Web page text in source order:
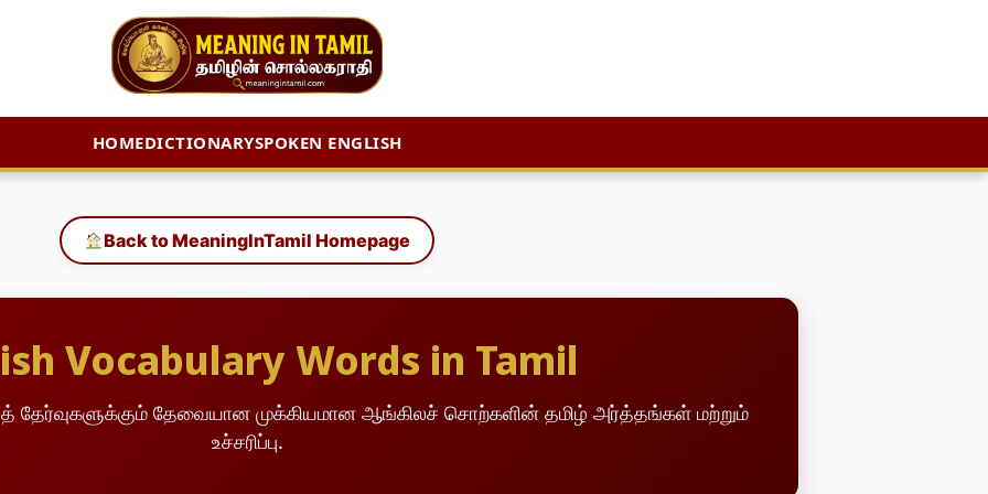
HOMEDICTIONARYSPOKEN ENGLISH
Back to MeaningInTamil Homepage
Vocabulary Words in Tamil
தேர்வுகளுக்கும் தேவையான முக்கியமான ஆங்கிலச் சொற்களின் தமிழ் அர்த்தங்கள் மற்றும்
உச்சரிப்பு.